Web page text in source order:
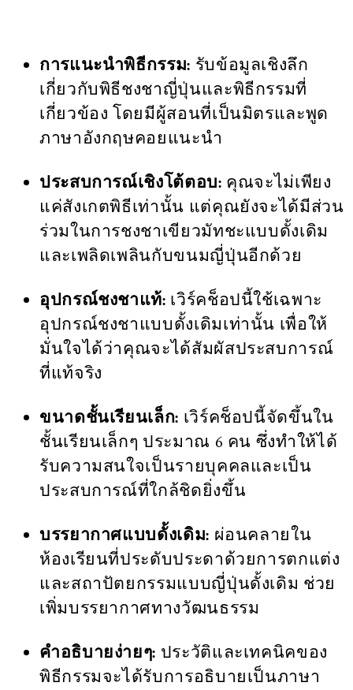
การแนะนำพิธีกรรม: รับข้อมูลเชิงลึก
เกี่ยวกับพิธีชงชาญี่ปุ่นและพิธีกรรมที่
เกี่ยวข้อง โดยมีผู้สอนที่เป็นมิตรและพูด
ภาษาอังกฤษคอยแนะนำ
ประสบการณ์เชิงโต้ตอบ: คุณจะไม่เพียง
แค่สังเกตพิธีเท่านั้น แต่คุณยังจะได้มีส่วน
ร่วมในการชงชาเขียวมัทชะแบบดั้งเดิม
และเพลิดเพลินกับขนมญี่ปุ่นอีกด้วย
อุปกรณ์ชงชาแท้: เวิร์คช็อปนี้ใช้เฉพาะ
อุปกรณ์ชงชาแบบดั้งเดิมเท่านั้น เพื่อให้
มั่นใจได้ว่าคุณจะได้สัมผัสประสบการณ์
ที่แท้จริง
ขนาดชั้นเรียนเล็ก: เวิร์คช็อปนี้จัดขึ้นใน
ชั้นเรียนเล็กๆ ประมาณ 6 คน ซึ่งทำให้ได้
รับความสนใจเป็นรายบุคคลและเป็น
ประสบการณ์ที่ใกล้ชิดยิ่งขึ้น
บรรยากาศแบบดั้งเดิม: ผ่อนคลายใน
ห้องเรียนที่ประดับประดาด้วยการตกแต่ง
และสถาปัตยกรรมแบบญี่ปุ่นดั้งเดิม ช่วย
เพิ่มบรรยากาศทางวัฒนธรรม
คำอธิบายง่ายๆ: ประวัติและเทคนิคของ
พิธีกรรมจะได้รับการอธิบายเป็นภาษา